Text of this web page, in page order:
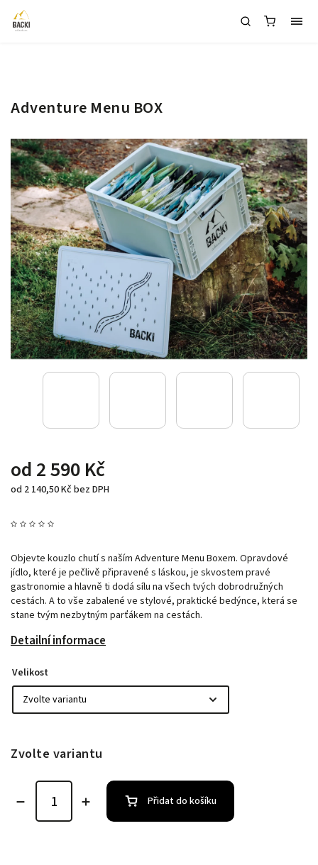
Adventure Menu BOX
od 2 590 Kč
od 2 140,50 Kčbez DPH
Objevte kouzlo chutí s naším Adventure Menu Boxem. Opravdové
jídlo, které je pečlivě připravené s láskou, je skvostem pravé
gastronomie a hlavně ti dodá sílu na všech tvých dobrodružných
cestách. A to vše zabalené ve stylové, praktické bedýnce, která se
stane tvým nezbytným parťákem na cestách.
Detailní informace
Velikost
Zvolte variantu
Přidat do košíku